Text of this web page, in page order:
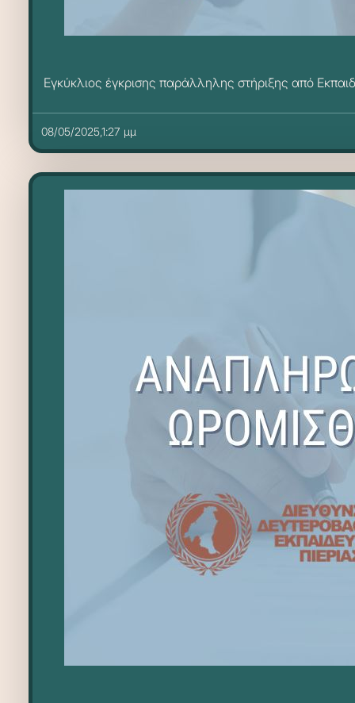
Εγκύκλιος έγκρισης παράλληλης στήριξης από
08/05/2025,1:27 μμ